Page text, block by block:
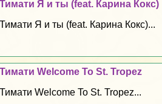
Тимати Я и ты (feat. Карина Кокс)
Тимати Я и ты (feat. Карина Кокс)...
Тимати Welcome To St. Tropez
Тимати Welcome To St. Tropez...